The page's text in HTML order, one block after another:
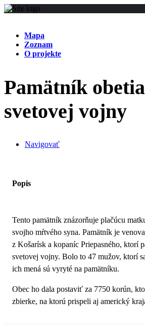
Mapa
Zoznam
O projekte
Pamätník
svetovej vojny
Navigovať
Popis
Tento pamätník znázorňuje plačúcu
svojho mŕtvého syna. Pamätník je
z Košarísk a kopaníc Priepasného, ktorí
svetovej vojny. Bolo to 47 mužov, ktorí
ich mená sú vyryté na pamätníku.
Obec ho dala postaviť za 7750 korún,
zbierke, na ktorú prispeli aj americký